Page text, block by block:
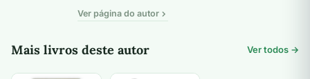
Ver página do autor
Mais livros deste autor Ver todos →